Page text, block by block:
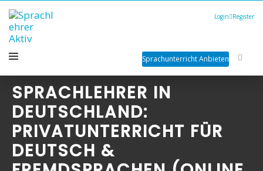
Login Register
Sprachunterricht Anbieten
SPRACHLEHRER IN
DEUTSCHLAND:
PRIVATUNTERRICHT FÜR
DEUTSCH &